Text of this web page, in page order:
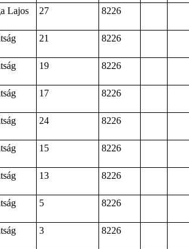
Lajos
27 8226
21 8226
19 8226
17 8226
24 8226
15 8226
13 8226
5 8226
3 8226